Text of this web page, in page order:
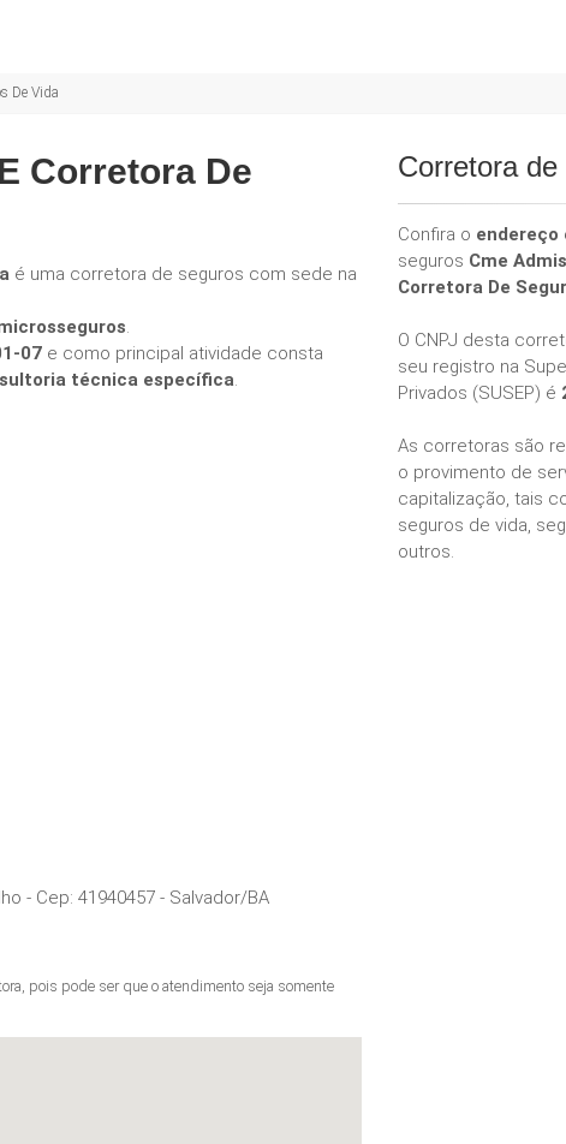
De Vida
Corretora De
é uma corretora de seguros com sede na
.
07 e como principal atividade consta
técnica específica.
- Cep: 41940457 - Salvador/BA
pois pode ser que o atendimento seja somente
Corretora de
Confira o endereço
seguros Cme
Corretora De
O CNPJ desta
seu registro na
Privados (SUSEP) é
As corretoras são
o provimento de
capitalização, tais
seguros de vida,
outros.